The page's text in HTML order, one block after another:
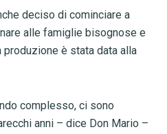
deciso di cominciare a
alle famiglie bisognose e
produzione è stata data alla
complesso, ci sono
anni – dice Don Mario –